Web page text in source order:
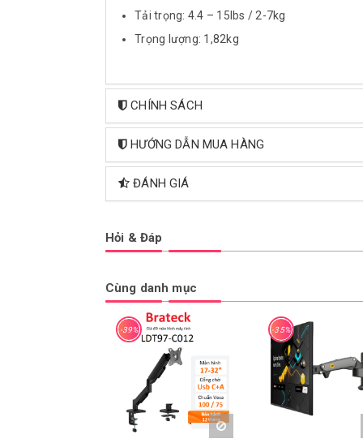
Tải trọng: 4.4 – 15lbs / 2-7kg
Trọng lượng: 1,82kg
CHÍNH SÁCH
HƯỚNG DẪN MUA HÀNG
ĐÁNH GIÁ
Hỏi & Đáp
Cùng danh mục
-39% -35%